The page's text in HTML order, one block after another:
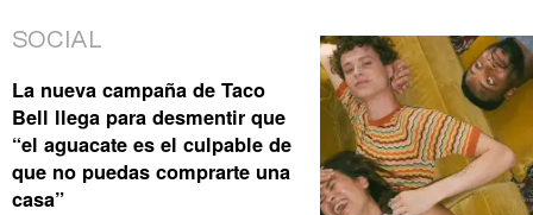
SOCIAL
La nueva campaña de Taco
Bell llega para desmentir que
“el aguacate es el culpable de
que no puedas comprarte una
casa”